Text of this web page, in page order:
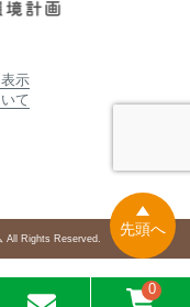
示
て
All Rights Reserved.
0
先頭へ